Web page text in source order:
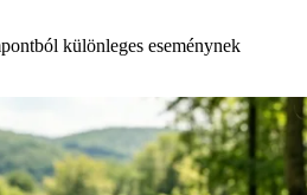
különleges eseménynek